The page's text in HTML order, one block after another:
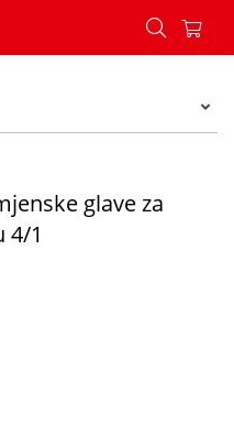
Zamjenske glave za
glave za
4/1